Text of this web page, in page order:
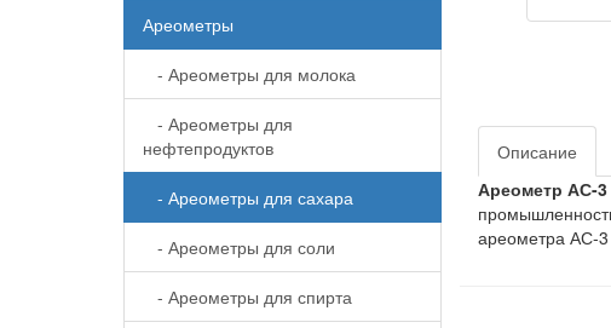
Ареометры
- Ареометры для молока
- Ареометры для
нефтепродуктов
- Ареометры для сахара
- Ареометры для соли
- Ареометры для спирта
Описание
Ареометр АС-3
ареометра АС-